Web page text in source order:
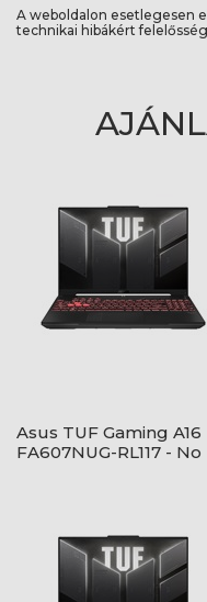
A weboldalon esetlegesen
technikai hibákért
Asus TUF Gaming A16
FA607NUG-RL117 - No